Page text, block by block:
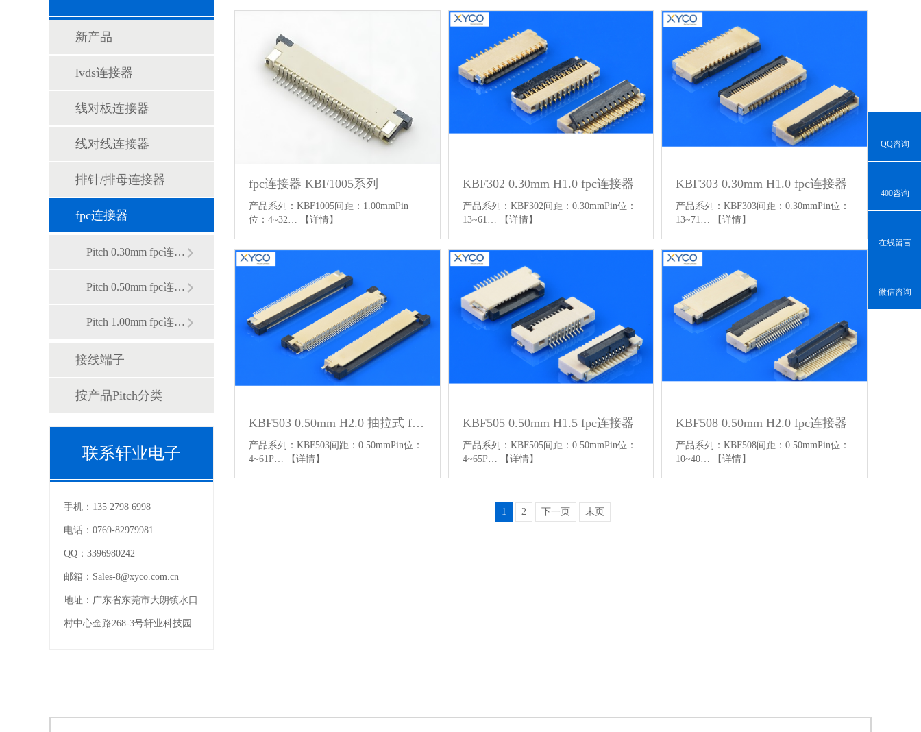
新产品
lvds连接器
线对板连接器
线对线连接器
排针/排母连接器
fpc连接器
Pitch 0.30mm fpc连接器
Pitch 0.50mm fpc连接器
Pitch 1.00mm fpc连接器
接线端子
按产品Pitch分类
联系轩业电子
手机： 135 2798 6998
电话： 0769-82979981
QQ： 3396980242
邮箱： Sales-8@xyco.com.cn
地址： 广东省东莞市大朗镇水口
村中心金路268-3号轩业科技园
fpc连接器 KBF1005系列
产品系列：KBF1005间距：1.00mmPin
位：4~32…
【详情】
KBF302 0.30mm H1.0 fpc连接器
产品系列：KBF302间距：0.30mmPin位：
13~61…
【详情】
KBF303 0.30mm H1.0 fpc连接器
产品系列：KBF303间距：0.30mmPin位：
13~71…
【详情】
KBF503 0.50mm H2.0 抽拉式 fpc连接器
产品系列：KBF503间距：0.50mmPin位：
4~61P…
【详情】
KBF505 0.50mm H1.5 fpc连接器
产品系列：KBF505间距：0.50mmPin位：
4~65P…
【详情】
KBF508 0.50mm H2.0 fpc连接器
产品系列：KBF508间距：0.50mmPin位：
10~40…
【详情】
1 2 下一页 末页
QQ咨询
400咨询
在线留言
微信咨询